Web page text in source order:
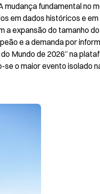
mudança fundamental no
em dados históricos e
a expansão do tamanho
e a demanda por
Mundo de 2026” na
se o maior evento